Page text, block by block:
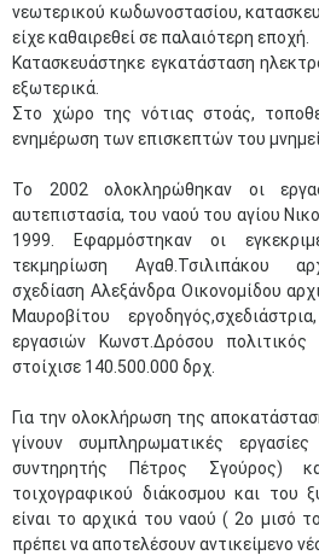
νεωτερικού κωδωνοστασίου,
είχε καθαιρεθεί σε παλαιότερη εποχή.
Κατασκευάστηκε εγκατάσταση
εξωτερικά.
Στο χώρο της νότιας στοάς,
ενημέρωση των επισκεπτών του
Το 2002 ολοκληρώθηκαν οι
αυτεπιστασία, του ναού του αγίου
1999. Εφαρμόστηκαν οι
τεκμηρίωση Αγαθ.Τσιλιπάκου
σχεδίαση Αλεξάνδρα Οικονομίδου
Μαυροβίτου
εργασιών Κωνστ.Δρόσου
στοίχισε 140.500.000 δρχ.
Για την ολοκλήρωση της
γίνουν συμπληρωματικές
συντηρητής Πέτρος Σγούρος)
τοιχογραφικού διάκοσμου και του
είναι το αρχικά του ναού ( 2ο μισό
πρέπει να αποτελέσουν αντικείμενο